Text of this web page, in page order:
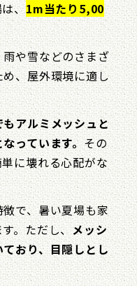
、1m当たり5,00
や雪などのさまざ
、屋外環境に適し
アルミメッシュと
っています。その
に壊れる心配がな
で、暑い夏場も家
。ただし、メッシ
おり、目隠しとし